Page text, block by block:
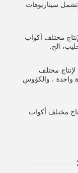
سيناريوهات
مختلف أكواب
الخ.
مختلف
واحدة ، والكؤوس
مختلف أكواب